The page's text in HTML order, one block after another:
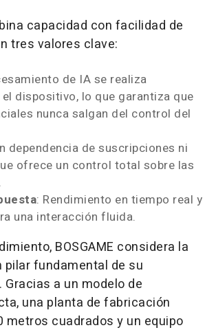
capacidad con facilidad de
tres valores clave:
de IA se realiza
dispositivo, lo que garantiza que
nunca salgan del control del
dependencia de suscripciones ni
ofrece un control total sobre las
: Rendimiento en tiempo real y
una interacción fluida.
BOSGAME considera la
fundamental de su
a un modelo de
una planta de fabricación
metros cuadrados y un equipo